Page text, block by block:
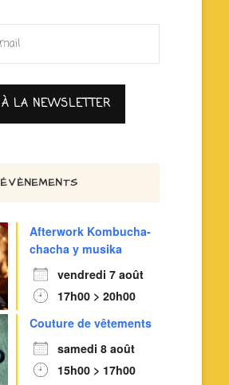
ÉVÈNEMENTS
Afterwork Kombucha-
chacha y musika
vendredi 7 août
17h00 > 20h00
Couture de vêtements
samedi 8 août
15h00 > 17h00